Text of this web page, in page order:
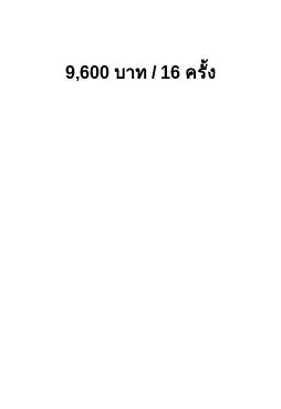
9,600 บาท / 16 ครั้ง